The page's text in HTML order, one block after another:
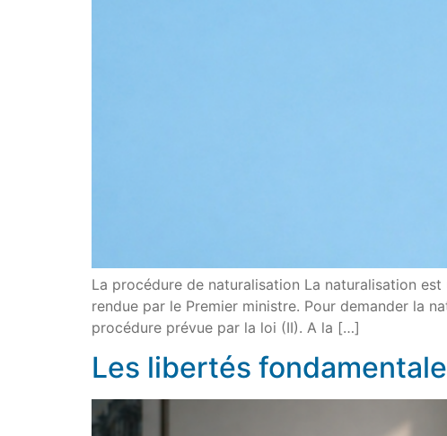
La procédure de naturalisation La naturalisation
rendue par le Premier ministre. Pour demander la
procédure prévue par la loi (II). A la […]
Les libertés